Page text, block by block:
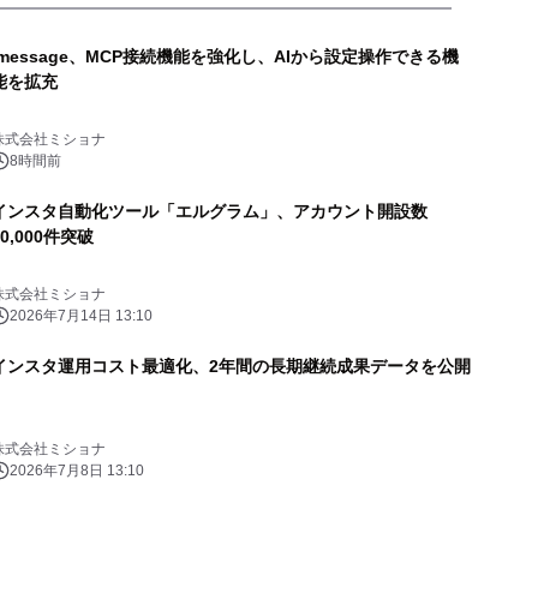
、MCP接続機能を強化し、AIから設定操作できる機
を拡充
式会社ミショナ
8時間前
ンスタ自動化ツール「エルグラム」、アカウント開設数
件突破
式会社ミショナ
2026年7月14日 13:10
ンスタ運用コスト最適化、2年間の長期継続成果データを公開
式会社ミショナ
2026年7月8日 13:10